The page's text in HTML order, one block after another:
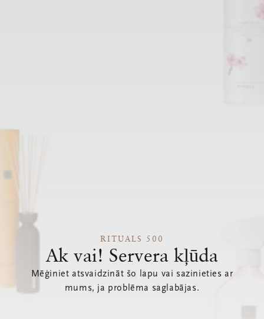
RITUALS 500
Ak vai! Servera kļūda
Mēģiniet atsvaidzināt šo lapu vai sazinieties ar
mums, ja problēma saglabājas.